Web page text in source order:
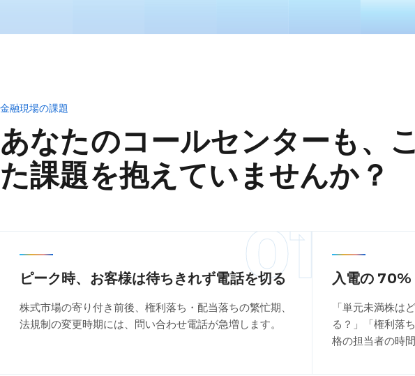
金融現場の課題
あなたのコールセンターも、
た課題を抱えていませんか？
01
ピーク時、お客様は待ちきれず電話を切る
株式市場の寄り付き前後、権利落ち・配当落ちの繁忙期、
法規制の変更時期には、問い合わせ電話が急増します。
入電の 70%
「単元未満株は
る？」「権利落
格の担当者の時